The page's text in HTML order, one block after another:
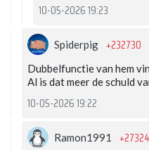
10-05-2026 19:23
Spiderpig +232730
Dubbelfunctie van hem
Al is dat meer de schuld
10-05-2026 19:22
Ramon1991 +27324